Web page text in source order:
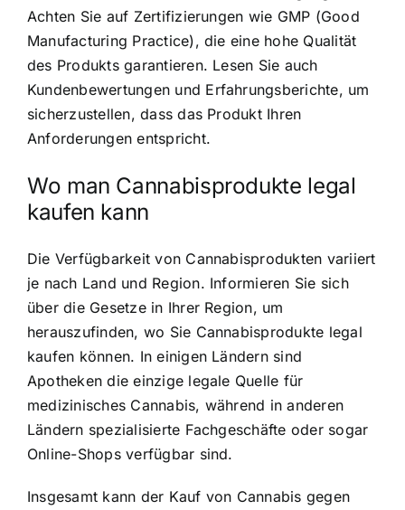
Achten Sie auf Zertifizierungen wie GMP (Good
Manufacturing Practice), die eine hohe Qualität
des Produkts garantieren. Lesen Sie auch
Kundenbewertungen und Erfahrungsberichte, um
sicherzustellen, dass das Produkt Ihren
Anforderungen entspricht.
Wo man Cannabisprodukte legal
kaufen kann
Die Verfügbarkeit von Cannabisprodukten variiert
je nach Land und Region. Informieren Sie sich
über die Gesetze in Ihrer Region, um
herauszufinden, wo Sie Cannabisprodukte legal
kaufen können. In einigen Ländern sind
Apotheken die einzige legale Quelle für
medizinisches Cannabis, während in anderen
Ländern spezialisierte Fachgeschäfte oder sogar
Online-Shops verfügbar sind.
Insgesamt kann der Kauf von Cannabis gegen